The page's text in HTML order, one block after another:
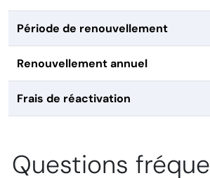
Période de renouvellement
Renouvellement annuel
Frais de réactivation
Questions